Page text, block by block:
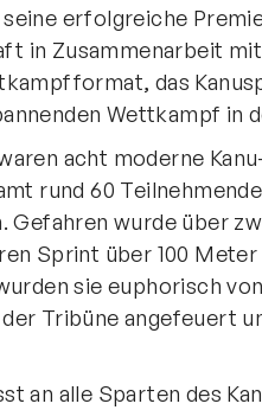
erfolgreiche
in Zusammenarbeit
das
Wettkampf in
acht moderne
rund 60
Gefahren wurde über
Sprint über 100
sie euphorisch
Tribüne angefeuert
an alle Sparten des